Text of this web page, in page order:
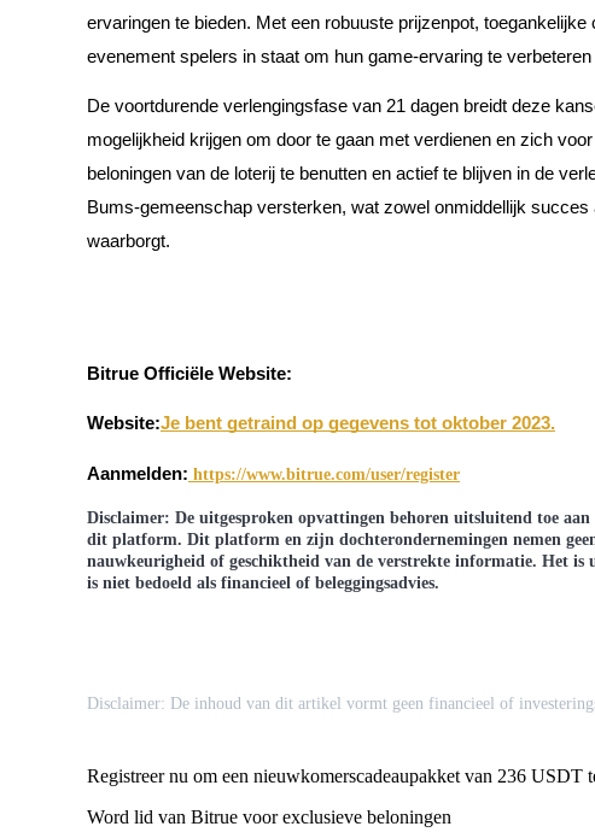
Flexibel staken om populaire tokens te verdienen.
BTR-vergrendelingen
Exclusieve beleggingen voor BTR-houders
Door crypto ondersteunde leenservice
ervaringen te bieden. Met een robuuste prijzenpot,
evenement spelers in staat om hun game-ervaring te
De voortdurende verlengingsfase van 21 dagen breidt deze
mogelijkheid krijgen om door te gaan met verdienen en zich
beloningen van de loterij te benutten en actief te blijven in de
Bums-gemeenschap versterken, wat zowel onmiddellijk
waarborgt.
Bitrue Officiële Website:
Website:Je bent getraind op gegevens tot oktober 2023.
Aanmelden: https://www.bitrue.com/user/register
Disclaimer: De uitgesproken opvattingen behoren uitsluitend toe
dit platform. Dit platform en zijn dochterondernemingen nemen
nauwkeurigheid of geschiktheid van de verstrekte informatie. Het is
is niet bedoeld als financieel of beleggingsadvies.
Disclaimer: De inhoud van dit artikel vormt geen financieel of
Registreer nu om een nieuwkomerscadeaupakket van 236 USDT
Word lid van Bitrue voor exclusieve beloningen